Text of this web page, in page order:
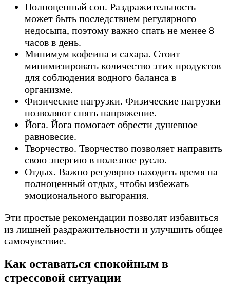
Полноценный сон. Раздражительность
может быть последствием регулярного
недосыпа, поэтому важно спать не менее 8
часов в день.
Минимум кофеина и сахара. Стоит
минимизировать количество этих продуктов
для соблюдения водного баланса в
организме.
Физические нагрузки. Физические нагрузки
позволяют снять напряжение.
Йога. Йога помогает обрести душевное
равновесие.
Творчество. Творчество позволяет направить
свою энергию в полезное русло.
Отдых. Важно регулярно находить время на
полноценный отдых, чтобы избежать
эмоционального выгорания.
Эти простые рекомендации позволят избавиться
из лишней раздражительности и улучшить общее
самочувствие.
Как оставаться спокойным в
стрессовой ситуации